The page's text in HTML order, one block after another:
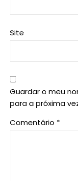
Site
Guardar o meu
para a próxima
Comentário *